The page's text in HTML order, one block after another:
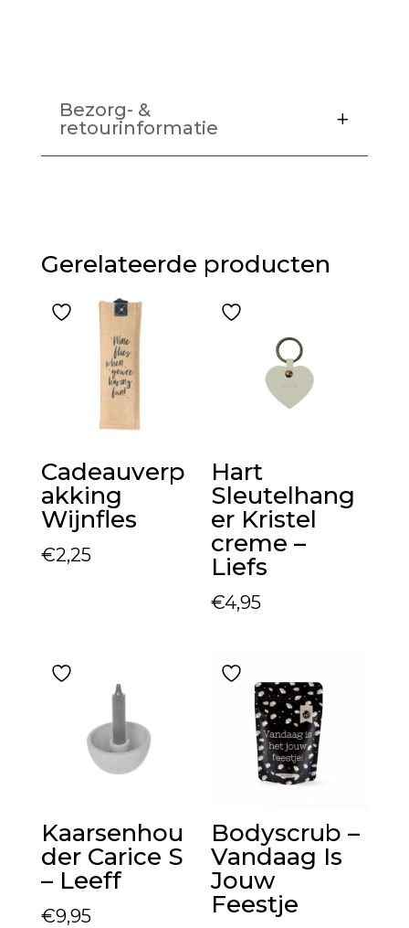
Bezorg- &
retourinformatie
Gerelateerde producten
Cadeauverp
akking
Wijnfles
€2,25
Hart
Sleutelhang
er Kristel
creme –
Liefs
€4,95
Kaarsenhou
der Carice S
– Leeff
€9,95
Bodyscrub –
Vandaag Is
Jouw
Feestje